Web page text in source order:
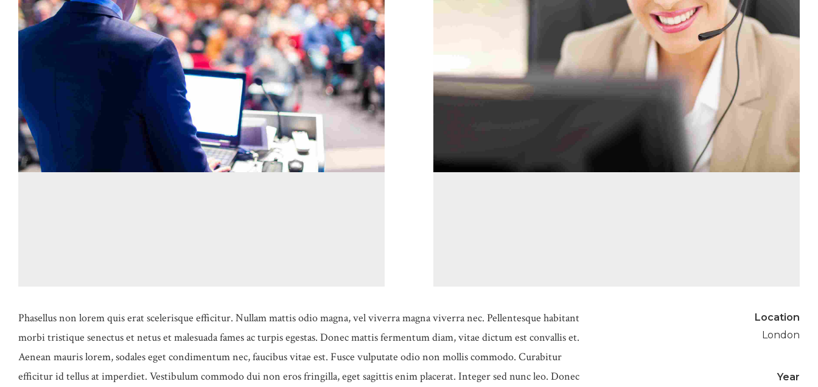
Phasellus non lorem quis erat scelerisque efficitur. Nullam mattis odio magna, vel viverra magna viverra nec. Pellentesque habitant
morbi tristique senectus et netus et malesuada fames ac turpis egestas. Donec mattis fermentum diam, vitae dictum est convallis et.
Aenean mauris lorem, sodales eget condimentum nec, faucibus vitae est. Fusce vulputate odio non mollis commodo. Curabitur
efficitur id tellus at imperdiet. Vestibulum commodo dui non eros fringilla, eget sagittis enim placerat. Integer sed nunc leo. Donec
Location
London
Year